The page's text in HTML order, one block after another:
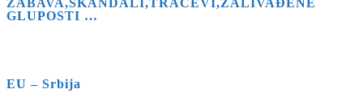
GLUPOSTI …
EU – Srbija